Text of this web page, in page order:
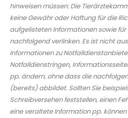
hinweisen müssen: Die
keine Gewähr oder Haftung für die
aufgelisteten Informationen sowie
nachfolgend verlinken. Es ist nicht
Informationen zu
Notfalldienstringen,
pp. ändern, ohne dass die
(bereits) abbildet. Sollten Sie
Schreibversehen feststellen, einen
eine veraltete Information pp.